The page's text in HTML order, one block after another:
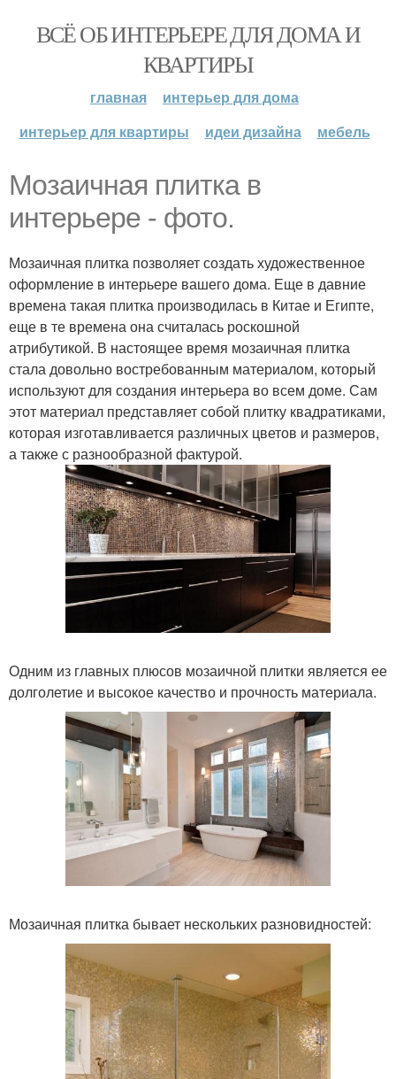
ВСЁ ОБ ИНТЕРЬЕРЕ ДЛЯ ДОМА И
КВАРТИРЫ
главная
интерьер для дома
интерьер для квартиры
идеи дизайна мебель
Мозаичная плитка в
интерьере - фото.
Мозаичная плитка позволяет создать художественное
оформление в интерьере вашего дома. Еще в давние
времена такая плитка производилась в Китае и Египте,
еще в те времена она считалась роскошной
атрибутикой. В настоящее время мозаичная плитка
стала довольно востребованным материалом, который
используют для создания интерьера во всем доме. Сам
этот материал представляет собой плитку квадратиками,
которая изготавливается различных цветов и размеров,
а также с разнообразной фактурой.
Одним из главных плюсов мозаичной плитки является ее
долголетие и высокое качество и прочность материала.
Мозаичная плитка бывает нескольких разновидностей: